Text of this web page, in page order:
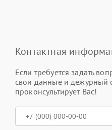
Контактная
Если требуется задать
свои данные и дежурный
проконсультирует Вас!